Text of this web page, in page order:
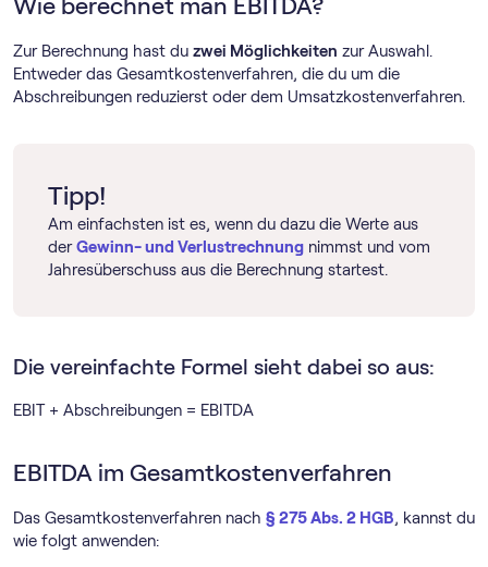
Wie berechnet man EBITDA?
Zur Berechnung hast du zwei Möglichkeiten zur Auswahl.
Entweder das Gesamtkostenverfahren, die du um die
Abschreibungen reduzierst oder dem Umsatzkostenverfahren.
Tipp!
Am einfachsten ist es, wenn du dazu die Werte aus
derGewinn- und Verlustrechnung nimmst und vom
Jahresüberschuss aus die Berechnung startest.
Die vereinfachte Formel sieht dabei so aus:
EBIT + Abschreibungen = EBITDA
EBITDA im Gesamtkostenverfahren
Das Gesamtkostenverfahren nach § 275 Abs. 2 HGB, kannst du
wie folgt anwenden: